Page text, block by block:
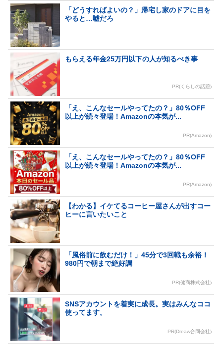
「どうすればよいの？」帰宅し家のドアに目を
やると…嘘だろ
もらえる年金25万円以下の人が知るべき事
PR(くらしの話題)
「え、こんなセールやってたの？」80％OFF
以上が続々登場！Amazonの本気が...
PR(Amazon)
「え、こんなセールやってたの？」80％OFF
以上が続々登場！Amazonの本気が...
PR(Amazon)
【わかる】イケてるコーヒー屋さんが出すコー
ヒーに言いたいこと
「風俗前に飲むだけ！」45分で3回戦も余裕！
980円で朝まで絶好調
PR(健商株式会社)
SNSアカウントを着実に成長。実はみんなココ
使ってます。
PR(Dreaw合同会社)